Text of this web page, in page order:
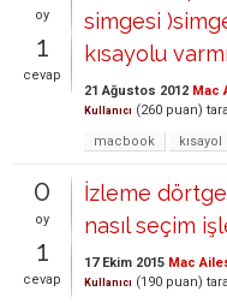
oy
1
cevap
simgesi
kısayolu
21 Ağustos 2012 Mac
Kullanıcı (260 puan)
macbook
kısayol
0
oy
1
cevap
İzleme
nasıl seçim
17 Ekim 2015 Mac
Kullanıcı (190 puan)